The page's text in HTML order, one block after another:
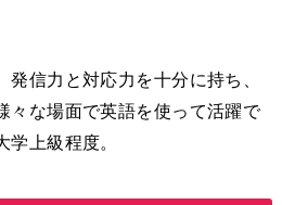
信力と対応力を十分に持ち、
々な場面で英語を使って活躍で
学上級程度。